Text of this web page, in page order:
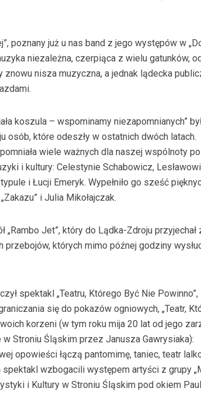
poznany już u nas band z jego występów w
niezależna, czerpiąca z wielu gatunków, od
nisza muzyczna, a jednak lądecka
koszula – wspominamy niezapomnianych”
osób, które odeszły w ostatnich dwóch latach.
wiele ważnych dla naszej wspólnoty
i kultury: Celestynie Schabowicz, Lesławowi
i Łucji Emeryk. Wypełniło go sześć
i Julia Mikołajczak.
Jet”, który do Lądka-Zdroju przyjechał
których mimo późnej godziny
spektakl „Teatru, Którego Być Nie Powinno”,
się do pokazów ogniowych, „Teatr,
korzeni (w tym roku mija 20 lat od jego
Stroniu Śląskim przez Janusza Gawrysiaka):
opowieści łączą pantomimę, taniec, teatr
wzbogacili występem artyści z grupy
i Kultury w Stroniu Śląskim pod okiem